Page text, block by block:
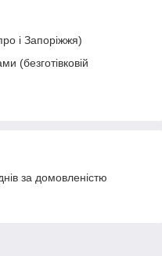
і Запоріжжя)
(безготівковій
за домовленістю